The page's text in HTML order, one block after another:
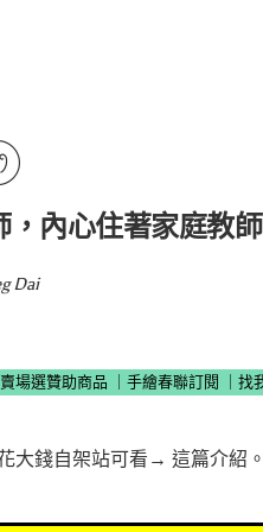
內心住著家庭教師
Dai
賣場選贊助商品 手繪春聯訂閱 找
大錢自架站可看→ 這篇介紹 。